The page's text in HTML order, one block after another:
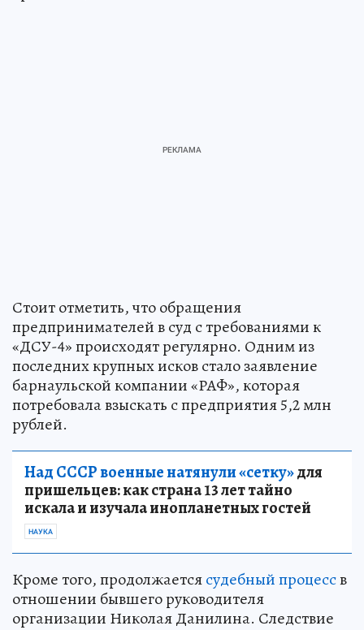
Стоит отметить, что обращения
предпринимателей в суд с требованиями к
«ДСУ-4» происходят регулярно. Одним из
последних крупных исков стало заявление
барнаульской компании «РАФ», которая
потребовала взыскать с предприятия 5,2 млн
рублей.
Над СССР военные натянули «сетку»для
пришельцев: как страна 13 лет тайно
искала и изучала инопланетных гостей
НАУКА
Кроме того, продолжаетсясудебный процессв
отношении бывшего руководителя
организации Николая Данилина. Следствие